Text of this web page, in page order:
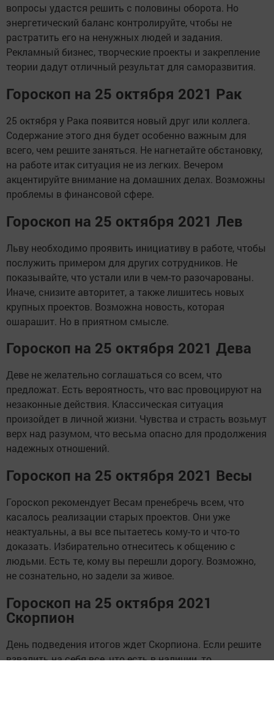
вопросы удастся решить с половины оборота. Но
энергетический баланс контролируйте, чтобы не
растратить его на ненужных людей и задания.
Рекламный бизнес, творческие проекты и закрепление
теории дадут отличный результат для саморазвития.
Гороскоп на 25 октября 2021 Рак
25 октября у Рака появится новый друг или коллега.
Содержание этого дня будет особенно важным для
всего, чем решите заняться. Не нагнетайте обстановку,
на работе итак ситуация не из легких. Вечером
акцентируйте внимание на домашних делах. Возможны
проблемы в финансовой сфере.
Гороскоп на 25 октября 2021 Лев
Льву необходимо проявить инициативу в работе, чтобы
послужить примером для других сотрудников. Не
показывайте, что устали или в чем-то разочарованы.
Иначе, снизите авторитет, а также лишитесь новых
крупных проектов. Возможна новость, которая
ошарашит. Но в приятном смысле.
Гороскоп на 25 октября 2021 Дева
Деве не желательно соглашаться со всем, что
предложат. Есть вероятность, что вас провоцируют на
незаконные действия. Классическая ситуация
произойдет в личной жизни. Чувства и страсть возьмут
верх над разумом, что весьма опасно для продолжения
надежных отношений.
Гороскоп на 25 октября 2021 Весы
Гороскоп рекомендует Весам пренебречь всем, что
касалось реализации старых проектов. Они уже
неактуальны, а вы все пытаетесь кому-то и что-то
доказать. Избирательно отнеситесь к общению с
людьми. Есть те, кому вы перешли дорогу. Возможно,
не сознательно, но задели за живое.
Гороскоп на 25 октября 2021
Скорпион
День подведения итогов ждет Скорпиона. Если решите
взвалить на себя все, что есть в наличии, то